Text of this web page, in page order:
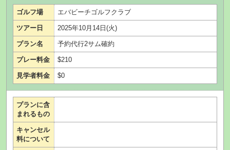
ゴルフ場 エバビーチゴルフクラブ
ツアー日 2025年10月14日(火)
プラン名 予約代行2サム確約
プレー料金 $210
見学者料金 $0
プランに含
まれるもの
キャンセル
料について